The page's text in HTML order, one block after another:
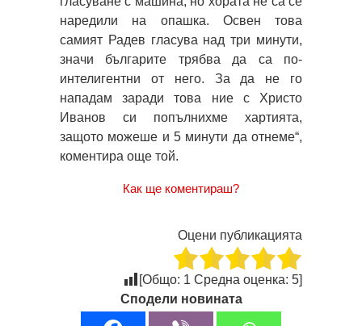
наредили на опашка. Освен това
самият Радев гласува над три минути,
значи българите трябва да са по-
интелигентни от него. За да не го
нападам заради това ние с Христо
Иванов си попълнихме хартията,
защото можеше и 5 минути да отнеме“,
коментира още той.
Как ще коментираш?
Оцени публикацията
[Общо: 1 Средна оценка: 5]
Сподели новината